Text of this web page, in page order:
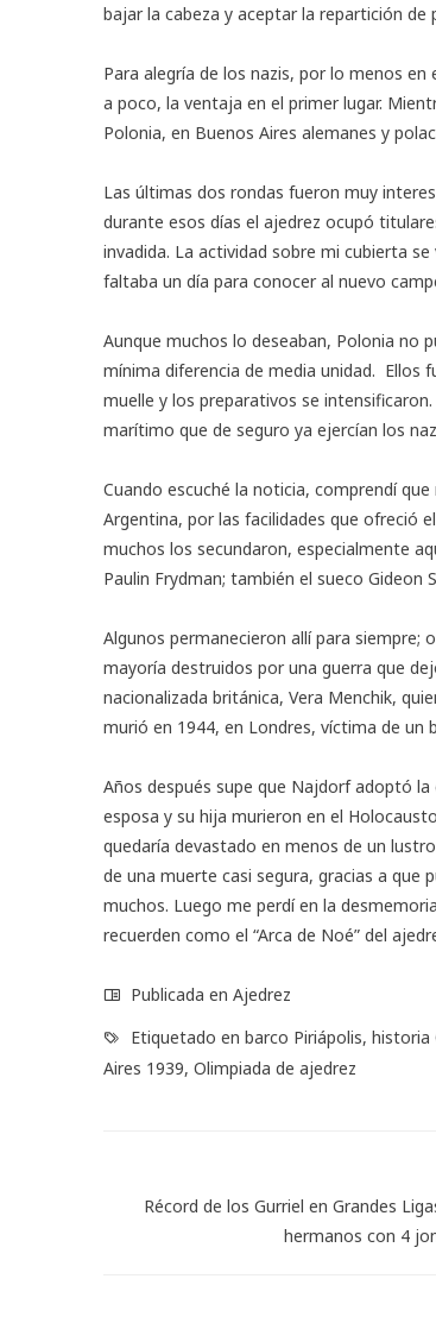
bajar la cabeza y aceptar la repartición
Para alegría de los nazis, por lo menos
a poco, la ventaja en el primer lugar.
Polonia, en Buenos Aires alemanes y
Las últimas dos rondas fueron muy
durante esos días el ajedrez ocupó
invadida. La actividad sobre mi cubierta
faltaba un día para conocer al nuevo
Aunque muchos lo deseaban, Polonia no
mínima diferencia de media unidad. Ellos
muelle y los preparativos se
marítimo que de seguro ya ejercían los
Cuando escuché la noticia, comprendí
Argentina, por las facilidades que ofreció
muchos los secundaron, especialmente
Paulin Frydman; también el sueco Gideon
Algunos permanecieron allí para
mayoría destruidos por una guerra que
nacionalizada británica, Vera Menchik,
murió en 1944, en Londres, víctima de un
Años después supe que Najdorf adoptó
esposa y su hija murieron en el
quedaría devastado en menos de un
de una muerte casi segura, gracias a que
muchos. Luego me perdí en la
recuerden como el “Arca de Noé” del
Publicada en Ajedrez
Etiquetado en barco Piriápolis, historia
Aires 1939, Olimpiada de ajedrez
Récord de los Gurriel en Grandes
hermanos con 4